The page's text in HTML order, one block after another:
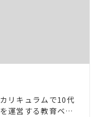
リキュラムで10代
運営する教育ベン